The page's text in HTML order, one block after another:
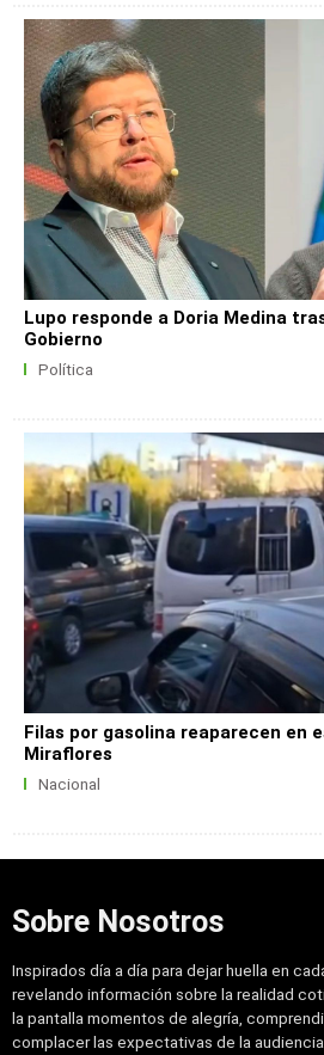
Lupo responde a Doria Medina
Gobierno
Política
Filas por gasolina reaparecen en
Miraflores
Nacional
Sobre Nosotros
Inspirados día a día para dejar huella en
revelando información sobre la realidad
la pantalla momentos de alegría,
complacer las expectativas de la